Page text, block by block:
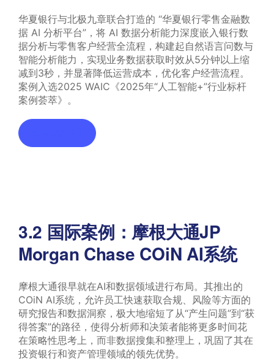
华夏银行与北极九章联合打造的 “华夏银行零售金融数
据 AI 分析平台”，将 AI 数据分析能力深度嵌入银行数
据分析与零售客户经营全流程，构建起自然语言问数与
智能分析能力，实现业务数据获取时效从5分钟以上缩
减到3秒，并显著降低运营成本，优化客户经营流程。
案例入选2025 WAIC《2025年“人工智能+”行业标杆
案例荟萃》。
3.2 国际案例：摩根大通JP
Morgan Chase COiN AI系统
摩根大通很早就在AI和数据领域进行布局。其推出的
COiN AI系统，允许员工快速获取合规、风险等方面的
研究报告和数据洞察，极大地缩短了从“产生问题”到“获
得答案”的路径，使得分析师和决策者能将更多时间花
在策略性思考上，而非数据搜集和整理上，巩固了其在
投资银行和资产管理领域的领先优势。